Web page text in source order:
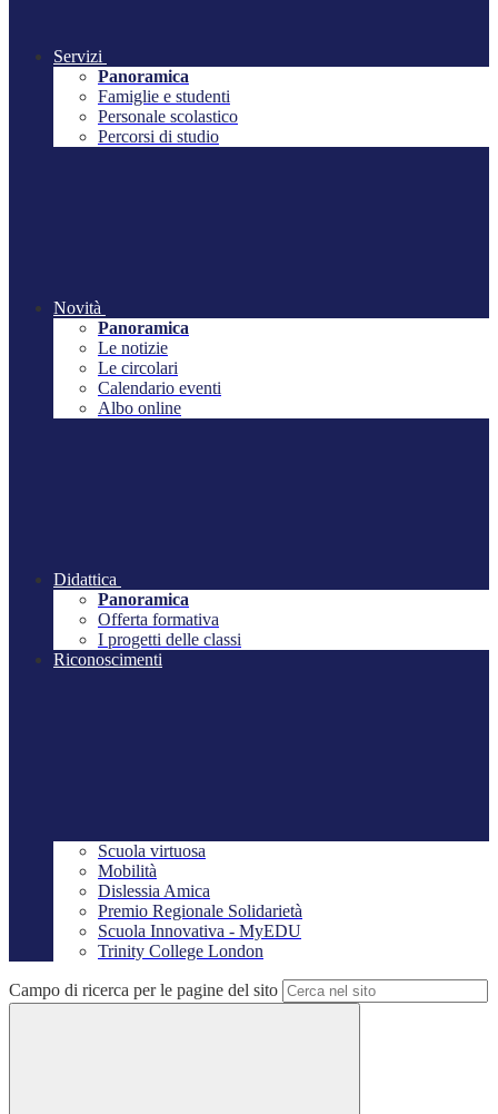
Servizi
Panoramica
Famiglie e studenti
Personale scolastico
Percorsi di studio
Novità
Panoramica
Le notizie
Le circolari
Calendario eventi
Albo online
Didattica
Panoramica
Offerta formativa
I progetti delle classi
Riconoscimenti
Scuola virtuosa
Mobilità
Dislessia Amica
Premio Regionale Solidarietà
Scuola Innovativa - MyEDU
Trinity College London
Campo di ricerca per le pagine del sito